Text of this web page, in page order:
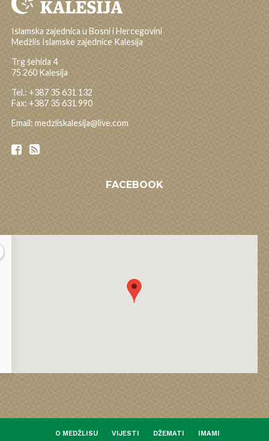
Islamska zajednica u Bosni i Hercegovini
Medžlis Islamske zajednice Kalesija
Trg šehida 4
75 260 Kalesija
Tel.: +387 35 631 132
Fax: +387 35 631 990
Email: medzliskalesija@live.com
FACEBOOK
O MEDŽLISU VIJESTI DŽEMATI IMAMI